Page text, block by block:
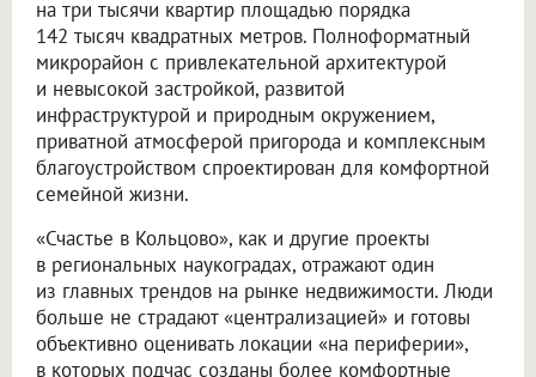
на три тысячи квартир площадью порядка
142 тысяч квадратных метров. Полноформатный
микрорайон с привлекательной архитектурой
и невысокой застройкой, развитой
инфраструктурой и природным окружением,
приватной атмосферой пригорода и комплексным
благоустройством спроектирован для комфортной
семейной жизни.
«Счастье в Кольцово», как и другие проекты
в региональных наукоградах, отражают один
из главных трендов на рынке недвижимости. Люди
больше не страдают «централизацией» и готовы
объективно оценивать локации «на периферии»,
в которых подчас созданы более комфортные